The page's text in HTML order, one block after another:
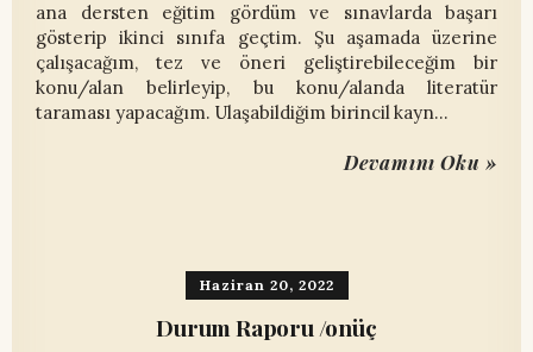
ana dersten eğitim gördüm ve sınavlarda başarı
gösterip ikinci sınıfa geçtim. Şu aşamada üzerine
çalışacağım, tez ve öneri geliştirebileceğim bir
konu/alan belirleyip, bu konu/alanda literatür
taraması yapacağım. Ulaşabildiğim birincil kayn…
Devamını Oku »
Haziran 20, 2022
Durum Raporu /onüç